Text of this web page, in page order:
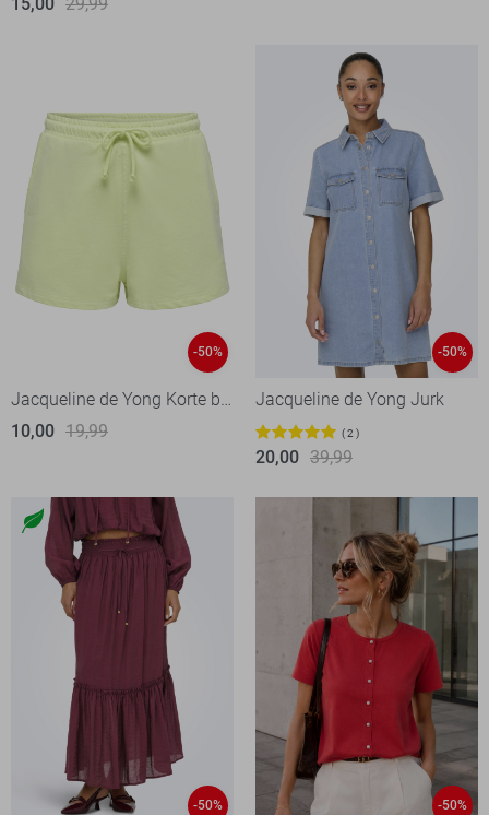
15,00 29,99
-50%
Jacqueline de Yong Korte broek
10,00 19,99
-50%
Jacqueline de Yong Jurk
2
20,00 39,99
-50% -50%